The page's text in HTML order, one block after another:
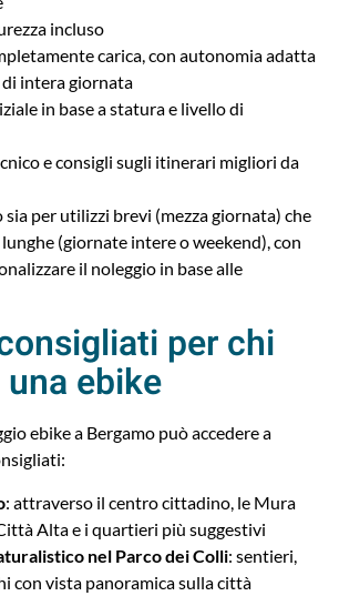
incluso
carica, con autonomia adatta
intera giornata
in base a statura e livello di
e consigli sugli itinerari migliori da
per utilizzi brevi (mezza giornata) che
(giornate intere o weekend), con
il noleggio in base alle
per chi
ebike
ebike a Bergamo può accedere a
: attraverso il centro cittadino, le Mura
Alta e i quartieri più suggestivi
nel Parco dei Colli: sentieri,
con vista panoramica sulla città